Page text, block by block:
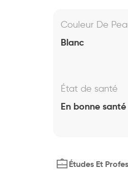
Couleur De
Blanc
État de santé
En bonne santé
Études Et